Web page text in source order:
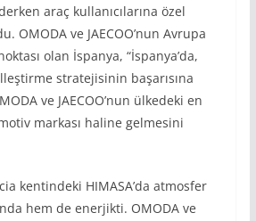
araç kullanıcılarına özel
OMODA ve JAECOO’nun Avrupa
olan İspanya, “İspanya’da,
stratejisinin başarısına
ve JAECOO’nun ülkedeki en
markası haline gelmesini
kentindeki HIMASA’da atmosfer
hem de enerjikti. OMODA ve